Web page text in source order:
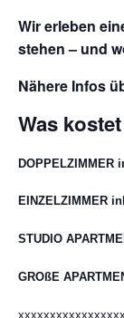
Wir erleben
stehen – und
Nähere Infos
Was
DOPPELZIMMER
EINZELZIMMER
STUDIO
GROßE